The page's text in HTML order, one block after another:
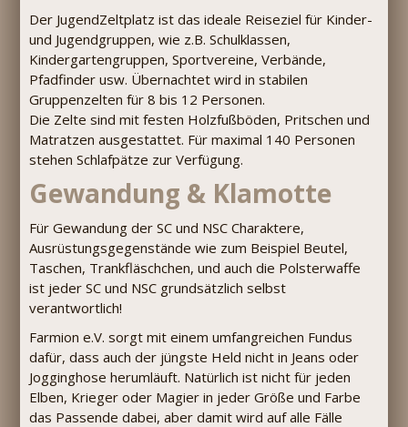
Der JugendZeltplatz ist das ideale Reiseziel für Kinder-
und Jugendgruppen, wie z.B. Schulklassen,
Kindergartengruppen, Sportvereine, Verbände,
Pfadfinder usw. Übernachtet wird in stabilen
Gruppenzelten für 8 bis 12 Personen.
Die Zelte sind mit festen Holzfußböden, Pritschen und
Matratzen ausgestattet. Für maximal 140 Personen
stehen Schlafpätze zur Verfügung.
Gewandung & Klamotte
Für Gewandung der SC und NSC Charaktere,
Ausrüstungsgegenstände wie zum Beispiel Beutel,
Taschen, Trankfläschchen, und auch die Polsterwaffe
ist jeder SC und NSC grundsätzlich selbst
verantwortlich!
Farmion e.V. sorgt mit einem umfangreichen Fundus
dafür, dass auch der jüngste Held nicht in Jeans oder
Jogginghose herumläuft. Natürlich ist nicht für jeden
Elben, Krieger oder Magier in jeder Größe und Farbe
das Passende dabei, aber damit wird auf alle Fälle